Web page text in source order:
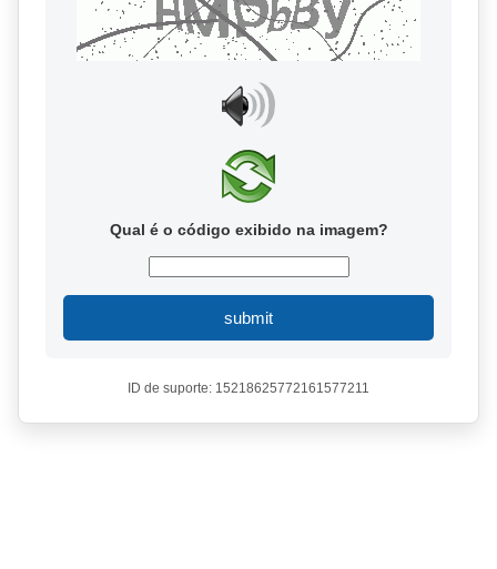
Qual é o código exibido na imagem?
submit
ID de suporte: 15218625772161577211